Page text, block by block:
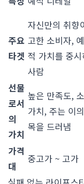
주요
타겟
자신만의 취향
고한 소비자,
적 가치를 중
사람
선물
로서
의
가치
높은 만족도,
가치, 주는 이
목을 드러냄
가격
대
중고가 ~ 고가